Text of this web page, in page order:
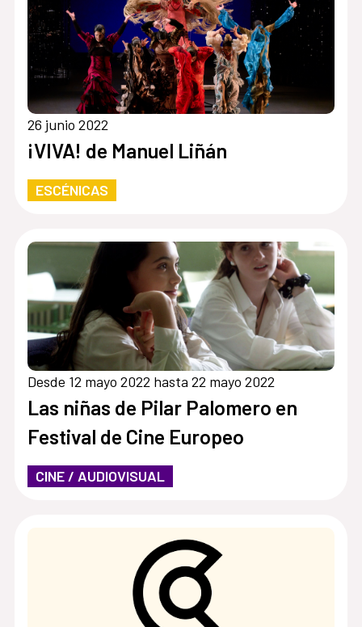
26 junio 2022
¡VIVA! de Manuel Liñán
ESCÉNICAS
Desde 12 mayo 2022 hasta 22 mayo 2022
Las niñas de Pilar Palomero en
Festival de Cine Europeo
CINE / AUDIOVISUAL